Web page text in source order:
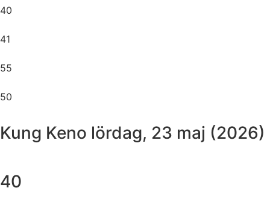
40
41
55
50
Kung Keno lördag, 23 maj (2026)
40